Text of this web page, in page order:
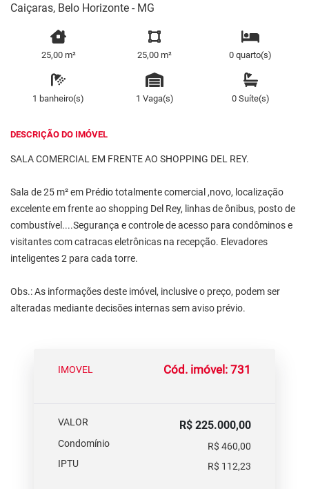
Caiçaras, Belo Horizonte - MG
25,00 m² 25,00 m² 0 quarto(s)
1 banheiro(s) 1 Vaga(s) 0 Suíte(s)
DESCRIÇÃO DO IMÓVEL
SALA COMERCIAL EM FRENTE AO SHOPPING DEL REY.
Sala de 25 m² em Prédio totalmente comercial ,novo, localização
excelente em frente ao shopping Del Rey, linhas de ônibus, posto de
combustível....Segurança e controle de acesso para condôminos e
visitantes com catracas eletrônicas na recepção. Elevadores
inteligentes 2 para cada torre.
Obs.: As informações deste imóvel, inclusive o preço, podem ser
alteradas mediante decisões internas sem aviso prévio.
IMOVEL Cód. imóvel: 731
VALOR R$ 225.000,00
Condomínio
R$ 460,00
IPTU
R$ 112,23